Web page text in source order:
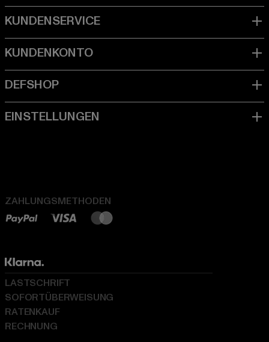
ZAHLUNGSMETHODEN
LASTSCHRIFT
SOFORTÜBERWEISUNG
RATENKAUF
RECHNUNG